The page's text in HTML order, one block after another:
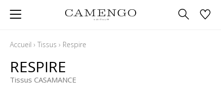
Accueil › Tissus › Respire
RESPIRE
Tissus CASAMANCE